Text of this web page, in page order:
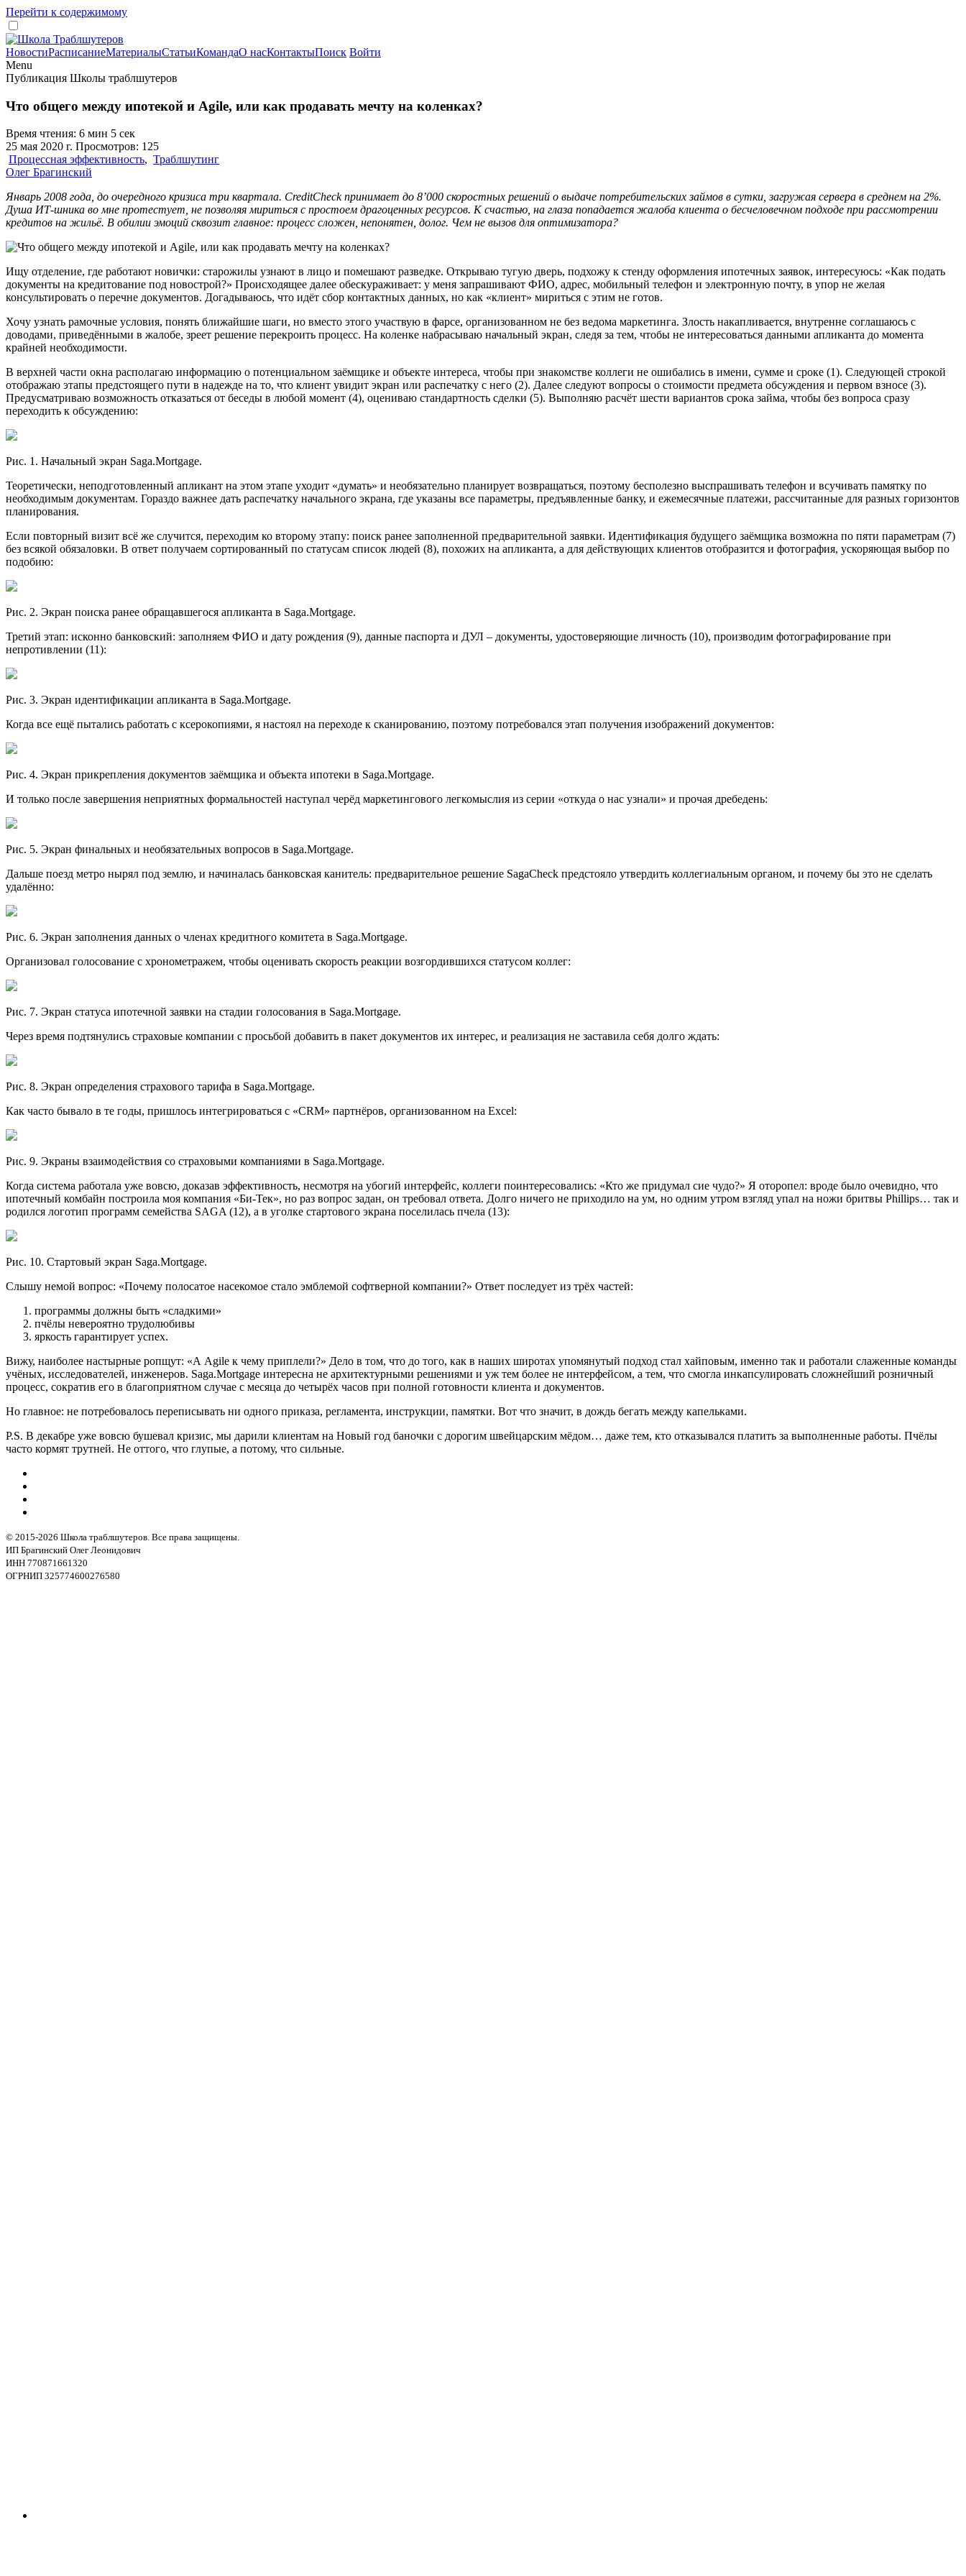
Перейти к содержимому
НовостиРасписаниеМатериалыСтатьиКомандаО насКонтактыПоиск Войти
Menu
Публикация Школы траблшутеров
Что общего между ипотекой и Agile, или как продавать мечту на коленках?
Время чтения: 6 мин 5 сек
25 мая 2020 г. Просмотров: 125
Процессная эффективность, Траблшутинг
Олег Брагинский
Январь 2008 года, до очередного кризиса три квартала. CreditCheck принимает до 8’000 скоростных решений о выдаче потребительских займов в сутки, загружая сервера в среднем на 2%.
Душа ИТ-шника во мне протестует, не позволяя мириться с простоем драгоценных ресурсов. К счастью, на глаза попадается жалоба клиента о бесчеловечном подходе при рассмотрении
кредитов на жильё. В обилии эмоций сквозит главное: процесс сложен, непонятен, долог. Чем не вызов для оптимизатора?
Ищу отделение, где работают новички: старожилы узнают в лицо и помешают разведке. Открываю тугую дверь, подхожу к стенду оформления ипотечных заявок, интересуюсь: «Как подать
документы на кредитование под новострой?» Происходящее далее обескураживает: у меня запрашивают ФИО, адрес, мобильный телефон и электронную почту, в упор не желая
консультировать о перечне документов. Догадываюсь, что идёт сбор контактных данных, но как «клиент» мириться с этим не готов.
Хочу узнать рамочные условия, понять ближайшие шаги, но вместо этого участвую в фарсе, организованном не без ведома маркетинга. Злость накапливается, внутренне соглашаюсь с
доводами, приведёнными в жалобе, зреет решение перекроить процесс. На коленке набрасываю начальный экран, следя за тем, чтобы не интересоваться данными апликанта до момента
крайней необходимости.
В верхней части окна располагаю информацию о потенциальном заёмщике и объекте интереса, чтобы при знакомстве коллеги не ошибались в имени, сумме и сроке (1). Следующей строкой
отображаю этапы предстоящего пути в надежде на то, что клиент увидит экран или распечатку с него (2). Далее следуют вопросы о стоимости предмета обсуждения и первом взносе (3).
Предусматриваю возможность отказаться от беседы в любой момент (4), оцениваю стандартность сделки (5). Выполняю расчёт шести вариантов срока займа, чтобы без вопроса сразу
переходить к обсуждению:
Рис. 1. Начальный экран Saga.Mortgage.
Теоретически, неподготовленный апликант на этом этапе уходит «думать» и необязательно планирует возвращаться, поэтому бесполезно выспрашивать телефон и всучивать памятку по
необходимым документам. Гораздо важнее дать распечатку начального экрана, где указаны все параметры, предъявленные банку, и ежемесячные платежи, рассчитанные для разных горизонтов
планирования.
Если повторный визит всё же случится, переходим ко второму этапу: поиск ранее заполненной предварительной заявки. Идентификация будущего заёмщика возможна по пяти параметрам (7)
без всякой обязаловки. В ответ получаем сортированный по статусам список людей (8), похожих на апликанта, а для действующих клиентов отобразится и фотография, ускоряющая выбор по
подобию:
Рис. 2. Экран поиска ранее обращавшегося апликанта в Saga.Mortgage.
Третий этап: исконно банковский: заполняем ФИО и дату рождения (9), данные паспорта и ДУЛ – документы, удостоверяющие личность (10), производим фотографирование при
непротивлении (11):
Рис. 3. Экран идентификации апликанта в Saga.Mortgage.
Когда все ещё пытались работать с ксерокопиями, я настоял на переходе к сканированию, поэтому потребовался этап получения изображений документов:
Рис. 4. Экран прикрепления документов заёмщика и объекта ипотеки в Saga.Mortgage.
И только после завершения неприятных формальностей наступал черёд маркетингового легкомыслия из серии «откуда о нас узнали» и прочая дребедень:
Рис. 5. Экран финальных и необязательных вопросов в Saga.Mortgage.
Дальше поезд метро нырял под землю, и начиналась банковская канитель: предварительное решение SagaCheck предстояло утвердить коллегиальным органом, и почему бы это не сделать
удалённо:
Рис. 6. Экран заполнения данных о членах кредитного комитета в Saga.Mortgage.
Организовал голосование с хронометражем, чтобы оценивать скорость реакции возгордившихся статусом коллег:
Рис. 7. Экран статуса ипотечной заявки на стадии голосования в Saga.Mortgage.
Через время подтянулись страховые компании с просьбой добавить в пакет документов их интерес, и реализация не заставила себя долго ждать:
Рис. 8. Экран определения страхового тарифа в Saga.Mortgage.
Как часто бывало в те годы, пришлось интегрироваться с «CRM» партнёров, организованном на Excel:
Рис. 9. Экраны взаимодействия со страховыми компаниями в Saga.Mortgage.
Когда система работала уже вовсю, доказав эффективность, несмотря на убогий интерфейс, коллеги поинтересовались: «Кто же придумал сие чудо?» Я оторопел: вроде было очевидно, что
ипотечный комбайн построила моя компания «Би-Тек», но раз вопрос задан, он требовал ответа. Долго ничего не приходило на ум, но одним утром взгляд упал на ножи бритвы Phillips… так и
родился логотип программ семейства SAGA (12), а в уголке стартового экрана поселилась пчела (13):
Рис. 10. Стартовый экран Saga.Mortgage.
Слышу немой вопрос: «Почему полосатое насекомое стало эмблемой софтверной компании?» Ответ последует из трёх частей:
программы должны быть «сладкими»
пчёлы невероятно трудолюбивы
яркость гарантирует успех.
Вижу, наиболее настырные ропщут: «А Agile к чему приплели?» Дело в том, что до того, как в наших широтах упомянутый подход стал хайповым, именно так и работали слаженные команды
учёных, исследователей, инженеров. Saga.Mortgage интересна не архитектурными решениями и уж тем более не интерфейсом, а тем, что смогла инкапсулировать сложнейший розничный
процесс, сократив его в благоприятном случае с месяца до четырёх часов при полной готовности клиента и документов.
Но главное: не потребовалось переписывать ни одного приказа, регламента, инструкции, памятки. Вот что значит, в дождь бегать между капельками.
P.S. В декабре уже вовсю бушевал кризис, мы дарили клиентам на Новый год баночки с дорогим швейцарским мёдом… даже тем, кто отказывался платить за выполненные работы. Пчёлы
часто кормят трутней. Не оттого, что глупые, а потому, что сильные.
© 2015-2026 Школа траблшутеров. Все права защищены.
ИП Брагинский Олег Леонидович
ИНН 770871661320
ОГРНИП 325774600276580